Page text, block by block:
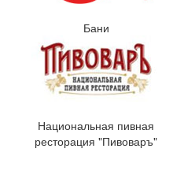
Бани
Национальная пивная
ресторация "Пивоваръ"